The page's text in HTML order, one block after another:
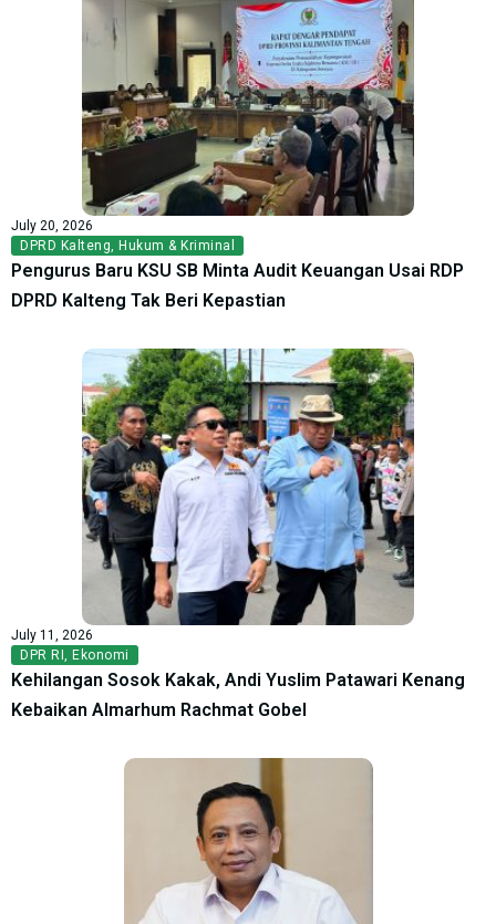
July 20, 2026
DPRD Kalteng, Hukum & Kriminal
Pengurus Baru KSU SB Minta Audit Keuangan Usai RDP
DPRD Kalteng Tak Beri Kepastian
July 11, 2026
DPR RI , Ekonomi
Kehilangan Sosok Kakak, Andi Yuslim Patawari Kenang
Kebaikan Almarhum Rachmat Gobel